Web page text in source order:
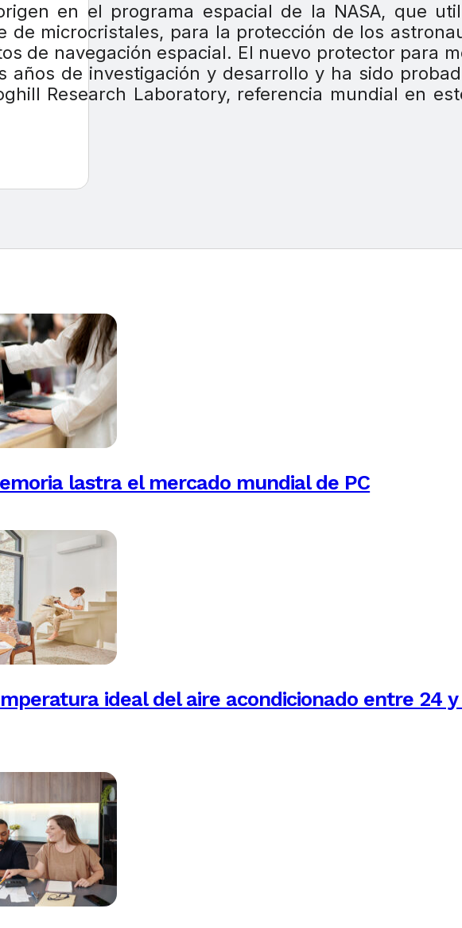
en el programa espacial de la NASA, que
de microcristales, para la protección de los
de navegación espacial. El nuevo protector para
años de investigación y desarrollo y ha sido
Research Laboratory, referencia mundial en
lastra el mercado mundial de PC
ideal del aire acondicionado entre 24 y